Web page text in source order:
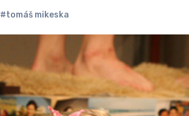
#tomáš mikeska